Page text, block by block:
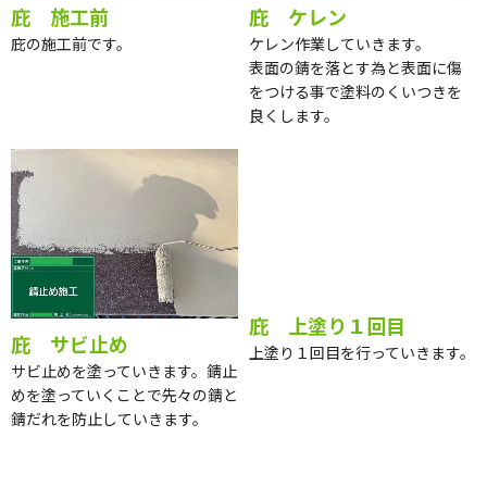
庇 施工前
庇の施工前です。
庇 ケレン
ケレン作業していきます。
表面の錆を落とす為と表面に傷
をつける事で塗料のくいつきを
良くします。
庇 サビ止め
サビ止めを塗っていきます。錆止
めを塗っていくことで先々の錆と
錆だれを防止していきます。
庇 上塗り１回目